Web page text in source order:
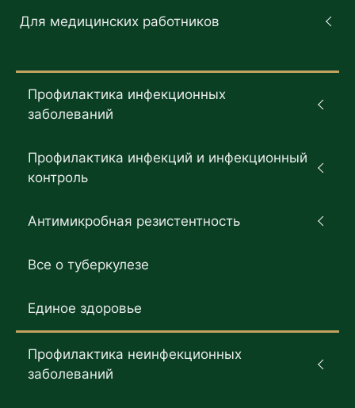
Для медицинских работников
Профилактика инфекционных
заболеваний
Профилактика инфекций и инфекционный
контроль
Антимикробная резистентность
Все о туберкулезе
Единое здоровье
Профилактика неинфекционных
заболеваний